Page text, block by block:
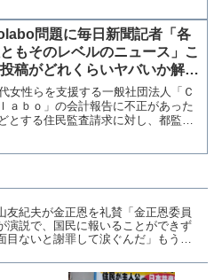
童保育負担に「つまんないこと聞
と答えた』→別の質問...
問題に毎日新聞記者「各
もそのレベルのニュース」こ
稿がどれくらいヤバいか解説
ガジン202号】
女性らを支援する一般社団法人「Ｃ
ａｂｏ」の会計報告に不正があった
とする住民監査請求に対し、都監査
友紀夫が金正恩を礼賛「金正恩委員
演説で、国民に報いることができず
目ないと謝罪して涙ぐんだ」もう、